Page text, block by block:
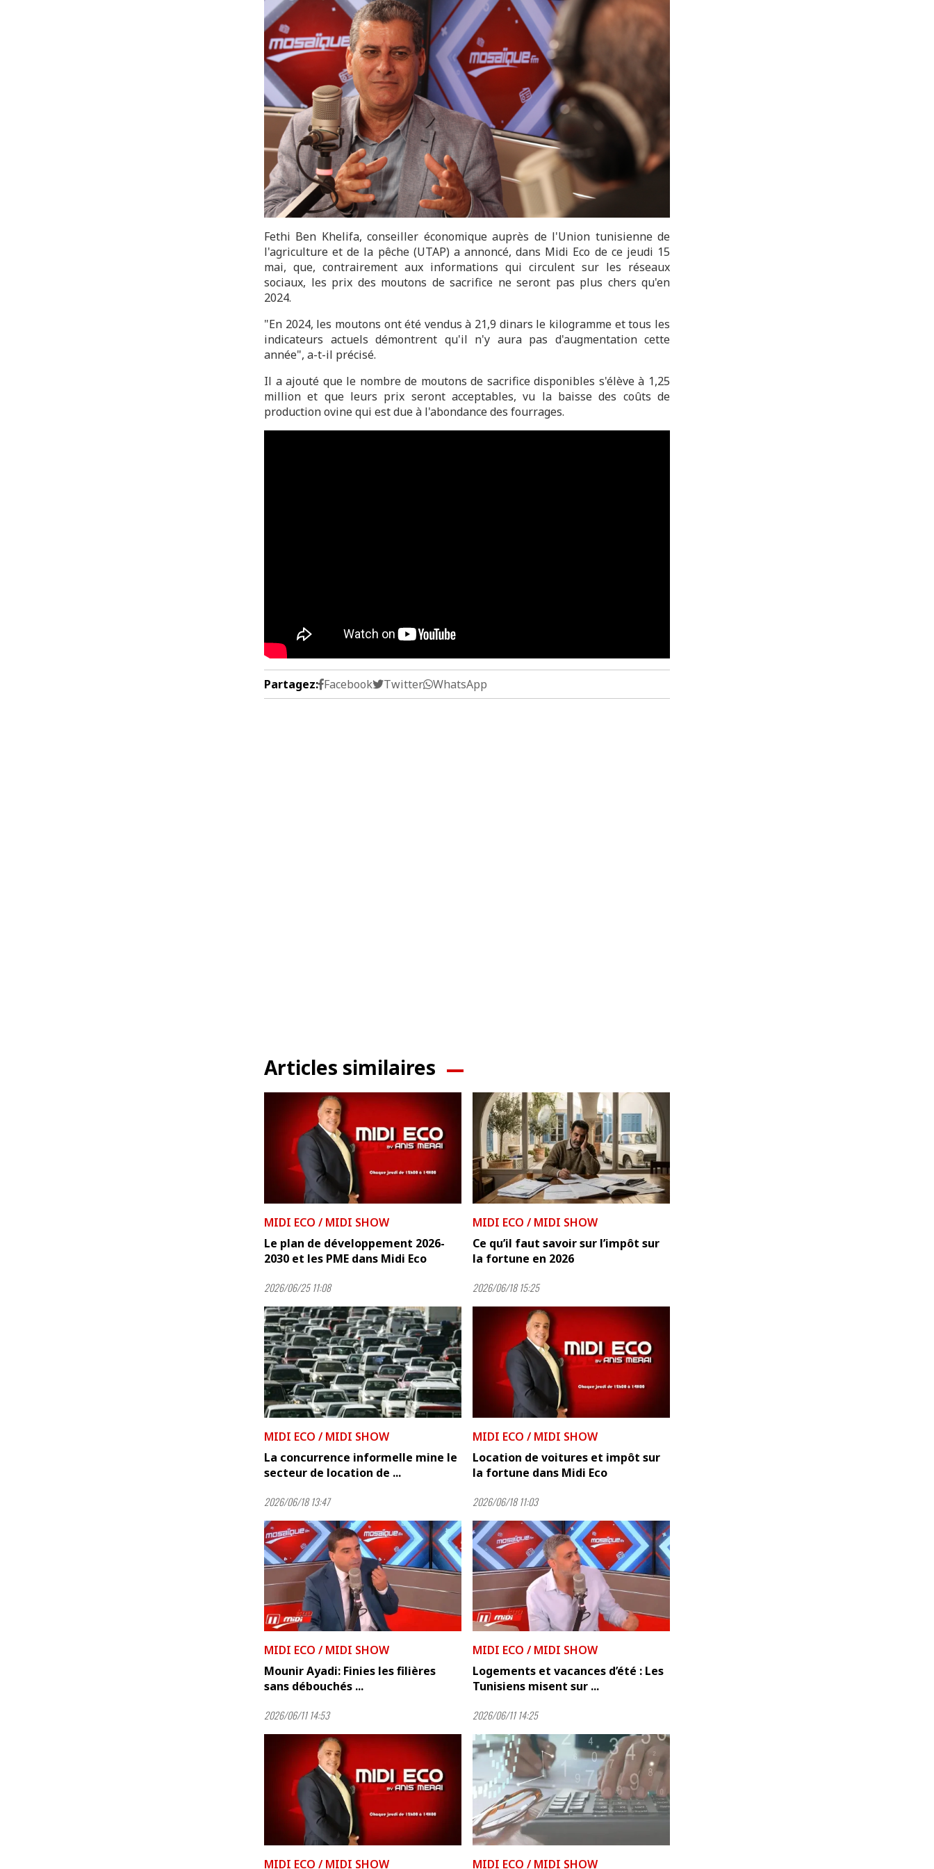
Fethi Ben Khelifa, conseiller économique auprès de l'Union tunisienne de
l'agriculture et de la pêche (UTAP) a annoncé, dans Midi Eco de ce jeudi 15
mai, que, contrairement aux informations qui circulent sur les réseaux
sociaux, les prix des moutons de sacrifice ne seront pas plus chers qu'en
2024.
"En 2024, les moutons ont été vendus à 21,9 dinars le kilogramme et tous les
indicateurs actuels démontrent qu'il n'y aura pas d'augmentation cette
année", a-t-il précisé.
Il a ajouté que le nombre de moutons de sacrifice disponibles s'élève à 1,25
million et que leurs prix seront acceptables, vu la baisse des coûts de
production ovine qui est due à l'abondance des fourrages.
Partagez: Facebook Twitter WhatsApp
Articles similaires
MIDI ECO / MIDI SHOW
Le plan de développement 2026-
2030 et les PME dans Midi Eco
2026/06/25 11:08
MIDI ECO / MIDI SHOW
Ce qu’il faut savoir sur l’impôt sur
la fortune en 2026
2026/06/18 15:25
MIDI ECO / MIDI SHOW
La concurrence informelle mine le
secteur de location de ...
2026/06/18 13:47
MIDI ECO / MIDI SHOW
Location de voitures et impôt sur
la fortune dans Midi Eco
2026/06/18 11:03
MIDI ECO / MIDI SHOW
Mounir Ayadi: Finies les filières
sans débouchés ...
2026/06/11 14:53
MIDI ECO / MIDI SHOW
Logements et vacances d’été : Les
Tunisiens misent sur ...
2026/06/11 14:25
MIDI ECO / MIDI SHOW
MIDI ECO / MIDI SHOW